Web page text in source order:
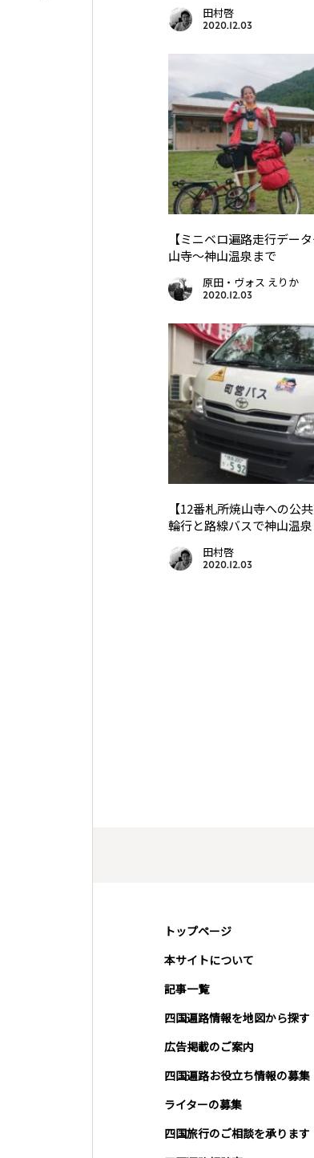
田村啓
2020.12.03
【ミニベロ遍路走行デー
山寺〜神山温泉まで
原田・ヴォス えりか
2020.12.03
【12番札所焼山寺への公
輪行と路線バスで神山温
田村啓
2020.12.03
トップページ
本サイトについて
記事一覧
四国遍路情報を地図から探す
広告掲載のご案内
四国遍路お役立ち情報の募集
ライターの募集
四国旅行のご相談を承ります